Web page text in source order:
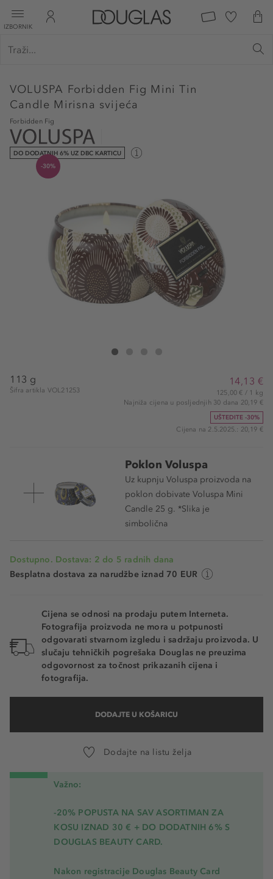
IZBORNIK
VOLUSPA Forbidden Fig Mini Tin
Candle Mirisna svijeća
Forbidden Fig
DO DODATNIH 6% UZ DBC KARTICU
-30%
VOLUSPA Forbidden Fig Mini Tin Candle
113 g
Šifra artikla VOL21253
14,13 €
125,00 € / 1 kg
Najniža cijena u posljednjih 30 dana 20,19 €
UŠTEDITE -30%
Cijena na 2.5.2025.: 20,19 €
Poklon Voluspa
Uz kupnju Voluspa proizvoda na
poklon dobivate Voluspa Mini
Candle 25 g. *Slika je
simbolična
Dostupno. Dostava: 2 do 5 radnih dana
Besplatna dostava za narudžbe iznad 70 EUR
Cijena se odnosi na prodaju putem Interneta.
Fotografija proizvoda ne mora u potpunosti
odgovarati stvarnom izgledu i sadržaju proizvoda. U
slučaju tehničkih pogrešaka Douglas ne preuzima
odgovornost za točnost prikazanih cijena i
fotografija.
DODAJTE U KOŠARICU
Dodajte na listu želja
Važno:
-20% POPUSTA NA SAV ASORTIMAN ZA
KOSU IZNAD 30 € + DO DODATNIH 6% S
DOUGLAS BEAUTY CARD.
Nakon registracije Douglas Beauty Card